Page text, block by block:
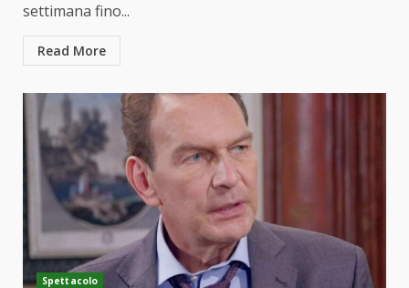
settimana fino...
Read More
Spettacolo